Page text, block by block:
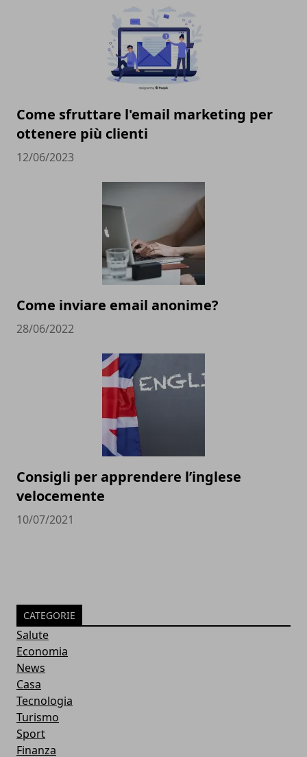
Come sfruttare l'email marketing per
ottenere più clienti
12/06/2023
Come inviare email anonime?
28/06/2022
Consigli per apprendere l’inglese
velocemente
10/07/2021
CATEGORIE
Salute
Economia
News
Casa
Tecnologia
Turismo
Sport
Finanza